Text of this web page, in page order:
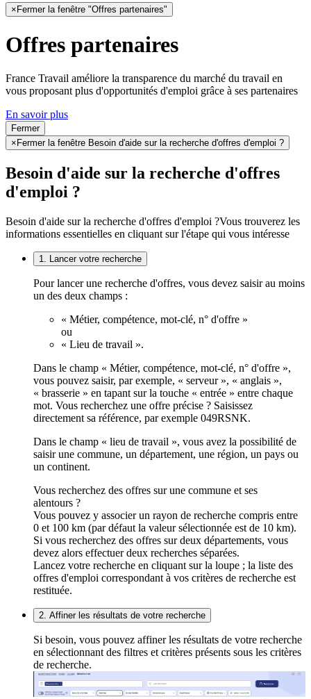
× Fermer la fenêtre "Offres partenaires"
Offres partenaires
France Travail améliore la transparence du marché du travail en
vous proposant plus d'opportunités d'emploi grâce à ses partenaires
En savoir plus
Fermer
× Fermer la fenêtre Besoin d'aide sur la recherche d'offres d'emploi ?
Besoin d'aide sur la recherche d'offres
d'emploi ?
Besoin d'aide sur la recherche d'offres d'emploi ?Vous trouverez les
informations essentielles en cliquant sur l'étape qui vous intéresse
1. Lancer votre recherche
Pour lancer une recherche d'offres, vous devez saisir au moins
un des deux champs :
« Métier, compétence, mot-clé, n° d'offre »
ou
« Lieu de travail ».
Dans le champ « Métier, compétence, mot-clé, n° d'offre »,
vous pouvez saisir, par exemple, « serveur », « anglais »,
« brasserie » en tapant sur la touche « entrée » entre chaque
mot. Vous recherchez une offre précise ? Saisissez
directement sa référence, par exemple 049RSNK.
Dans le champ « lieu de travail », vous avez la possibilité de
saisir une commune, un département, une région, un pays ou
un continent.
Vous recherchez des offres sur une commune et ses
alentours ?
Vous pouvez y associer un rayon de recherche compris entre
0 et 100 km (par défaut la valeur sélectionnée est de 10 km).
Si vous recherchez des offres sur deux départements, vous
devez alors effectuer deux recherches séparées.
Lancez votre recherche en cliquant sur la loupe ; la liste des
offres d'emploi correspondant à vos critères de recherche est
restituée.
2. Affiner les résultats de votre recherche
Si besoin, vous pouvez affiner les résultats de votre recherche
en sélectionnant des filtres et critères présents sous les critères
de recherche.